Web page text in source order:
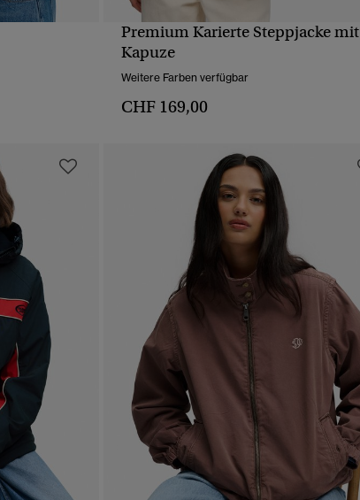
SCHNELLANSICHT
Premium Karierte Steppjacke mit
Kapuze
Weitere Farben verfügbar
CHF 169,00